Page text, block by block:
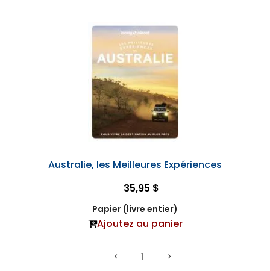
Australie, les Meilleures Expériences
35,95 $
Papier (livre entier)
Ajoutez au panier
1